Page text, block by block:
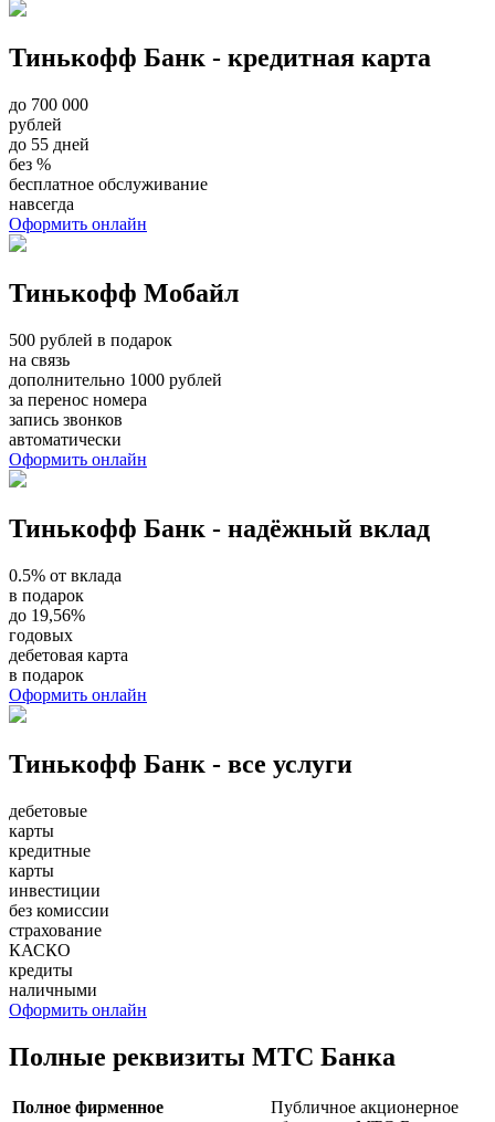
Тинькофф Банк - кредитная карта
до 700 000
рублей
до 55 дней
без %
бесплатное обслуживание
навсегда
Оформить онлайн
Тинькофф Мобайл
500 рублей в подарок
на связь
дополнительно 1000 рублей
за перенос номера
запись звонков
автоматически
Оформить онлайн
Тинькофф Банк - надёжный вклад
0.5% от вклада
в подарок
до 19,56%
годовых
дебетовая карта
в подарок
Оформить онлайн
Тинькофф Банк - все услуги
дебетовые
карты
кредитные
карты
инвестиции
без комиссии
страхование
КАСКО
кредиты
наличными
Оформить онлайн
Полные реквизиты МТС Банка
Полное фирменное
Публичное акционерное